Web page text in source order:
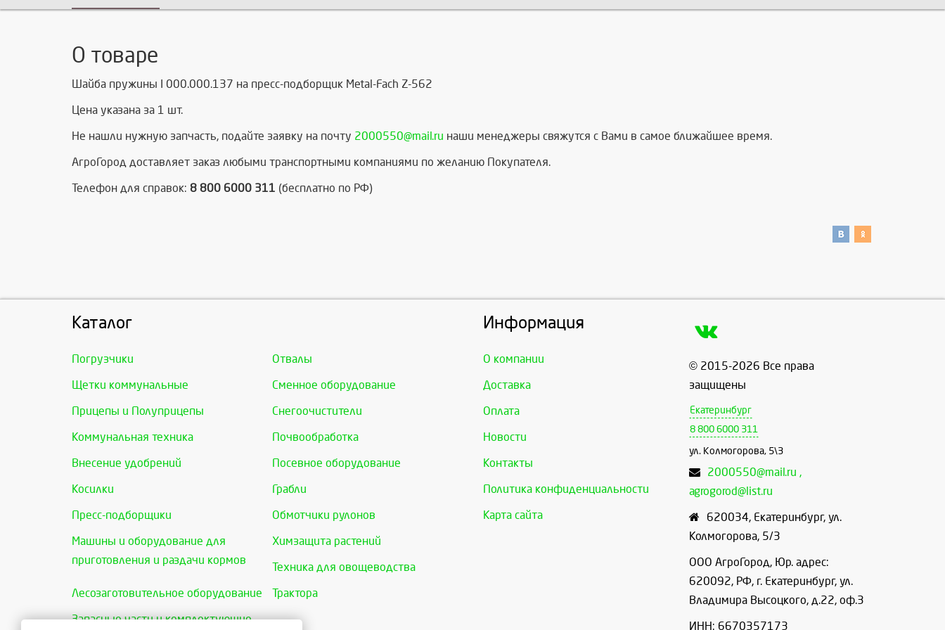
О товаре
Шайба пружины I 000.000.137 на пресс-подборщик Metal-Fach Z-562
Цена указана за 1 шт.
Не нашли нужную запчасть, подайте заявку на почту 2000550@mail.ru наши менеджеры свяжутся с Вами в самое ближайшее время.
АгроГород доставляет заказ любыми транспортными компаниями по желанию Покупателя.
Телефон для справок: 8 800 6000 311 (бесплатно по РФ)
Каталог
Погрузчики Отвалы
Щетки коммунальные Сменное оборудование
Прицепы и Полуприцепы Снегоочистители
Коммунальная техника Почвообработка
Внесение удобрений Посевное оборудование
Косилки Грабли
Пресс-подборщики Обмотчики рулонов
Машины и оборудование для
приготовления и раздачи кормов
Химзащита растений
Техника для овощеводства
Лесозаготовительное оборудование Трактора
Запасные части и комплектующие
Информация
О компании
Доставка
Оплата
Новости
Контакты
Политика конфиденциальности
Карта сайта
© 2015-2026 Все права
защищены
Екатеринбург
8 800 6000 311
ул. Колмогорова, 5\3
2000550@mail.ru ,
agrogorod@list.ru
620034, Екатеринбург, ул.
Колмогорова, 5/3
ООО АгроГород, Юр. адрес:
620092, РФ, г. Екатеринбург, ул.
Владимира Высоцкого, д.22, оф.3
ИНН: 6670357173